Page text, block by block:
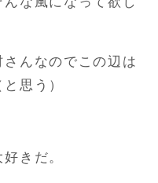
んなのでこの辺は
思う）
きだ。